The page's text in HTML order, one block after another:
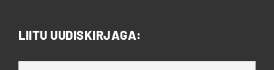
LIITU UUDISKIRJAGA: